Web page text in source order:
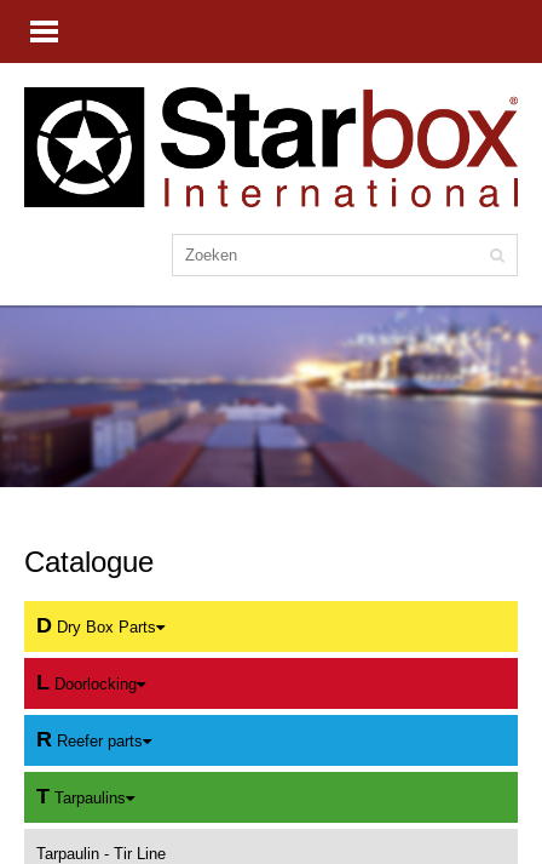
Catalogue
D Dry Box Parts
L Doorlocking
R Reefer parts
T Tarpaulins
Tarpaulin - Tir Line